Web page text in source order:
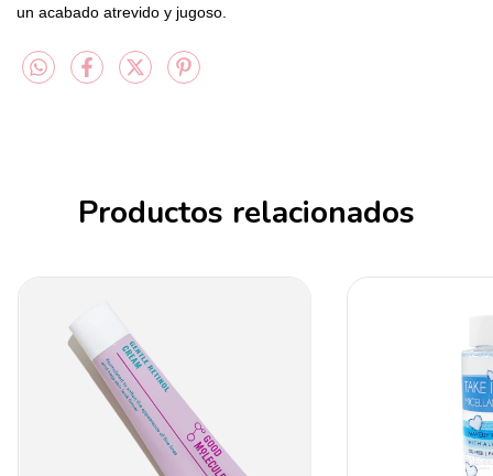
un acabado atrevido y jugoso.
Productos relacionados